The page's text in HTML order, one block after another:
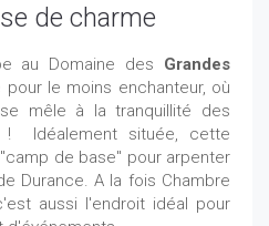
de charme
au Domaine des Grandes
le moins enchanteur, où
mêle à la tranquillité des
Idéalement située, cette
de base" pour arpenter
Durance. A la fois Chambre
aussi l'endroit idéal pour